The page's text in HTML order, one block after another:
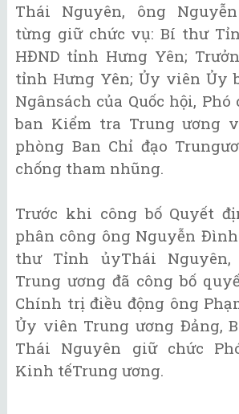
Thái Nguyên, ông
từng giữ chức vụ: Bí thư
HĐND tỉnh Hưng Yên;
tỉnh Hưng Yên; Ủy viên Ủy
Ngânsách của Quốc hội,
ban Kiểm tra Trung ương
phòng Ban Chỉ đạo
chống tham nhũng.
Trước khi công bố Quyết
phân công ông Nguyễn
thư Tỉnh ủyThái
Trung ương đã công bố
Chính trị điều động ông
Ủy viên Trung ương Đảng,
Thái Nguyên giữ chức
Kinh tếTrung ương.